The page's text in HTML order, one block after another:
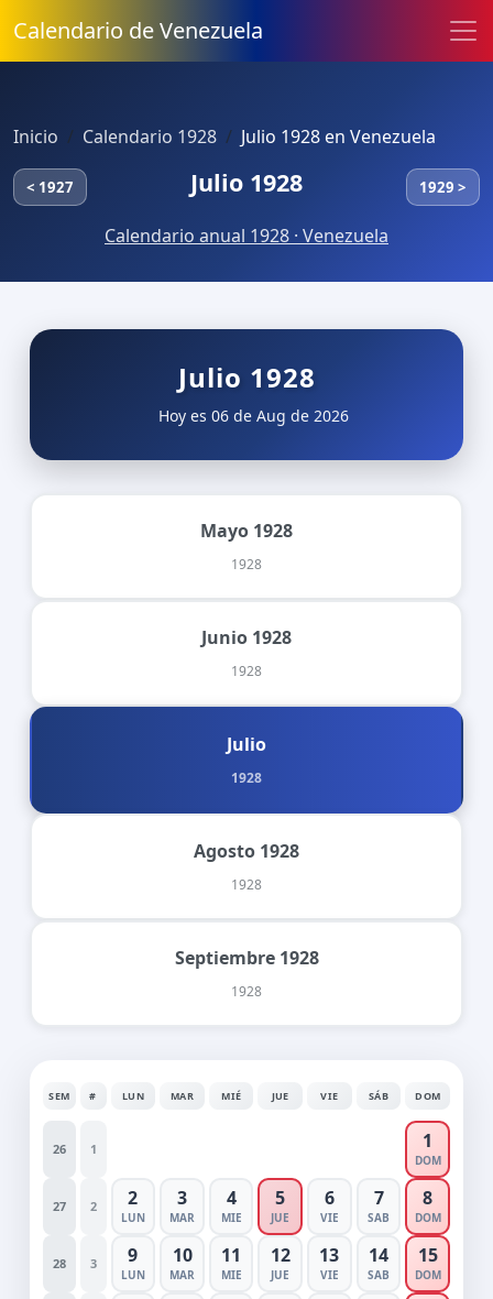
Calendario de Venezuela
Inicio Calendario 1928 Julio 1928 en Venezuela
< 1927 Julio 1928 1929 >
Calendario anual 1928 · Venezuela
Julio 1928
Hoy es 06 de Aug de 2026
Mayo 1928
1928
Junio 1928
1928
Julio
1928
Agosto 1928
1928
Septiembre 1928
1928
SEM # LUN MAR MIÉ JUE VIE SÁB DOM
26 1 1
DOM
27 2 2
LUN
3
MAR
4
MIE
5
JUE
6
VIE
7
SAB
8
DOM
28 3 9
LUN
10
MAR
11
MIE
12
JUE
13
VIE
14
SAB
15
DOM